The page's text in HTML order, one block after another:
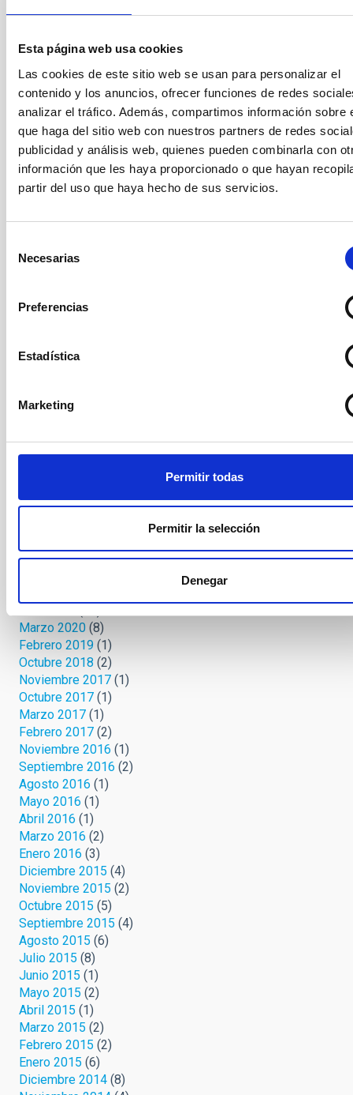
Esta página web usa cookies
Las cookies de este sitio web se usan para personalizar el
contenido y los anuncios, ofrecer funciones de redes
analizar el tráfico. Además, compartimos información sobre
que haga del sitio web con nuestros partners de redes
publicidad y análisis web, quienes pueden combinarla con
información que les haya proporcionado o que hayan
partir del uso que haya hecho de sus servicios.
Necesarias
Preferencias
Estadística
Marketing
Permitir todas
Permitir la selección
Denegar
Agosto 2024(3)
Junio 2024(2)
Mayo 2024(3)
Abril 2024(2)
Marzo 2024(1)
Febrero 2023
(1)
Octubre 2022
Septiembre 2022(1)
Agosto 2022(1)
Junio 2022(1)
Febrero 2022
Septiembre 2021
Julio 2021
Abril 2021
Enero 2021(8)
Octubre 2020(1)
Julio 2020(2)
Marzo 2020 (8)
Febrero 2019 (1)
Octubre 2018 (2)
Noviembre 2017 (1)
Octubre 2017 (1)
Marzo 2017 (1)
Febrero 2017 (2)
Noviembre 2016 (1)
Septiembre 2016 (2)
Agosto 2016 (1)
Mayo 2016 (1)
Abril 2016 (1)
Marzo 2016 (2)
Enero 2016 (3)
Diciembre 2015 (4)
Noviembre 2015 (2)
Octubre 2015 (5)
Septiembre 2015 (4)
Agosto 2015 (6)
Julio 2015 (8)
Junio 2015 (1)
Mayo 2015 (2)
Abril 2015 (1)
Marzo 2015 (2)
Febrero 2015 (2)
Enero 2015 (6)
Diciembre 2014 (8)